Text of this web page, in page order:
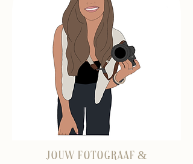
Jouw fotograaf &